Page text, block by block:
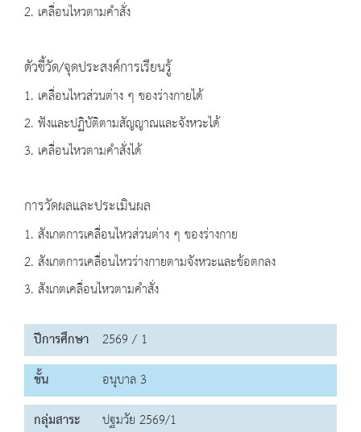
2. เคลื่อนไหวตามคำสั่ง
ตัวชี้วัด/จุดประสงค์การเรียนรู้
1. เคลื่อนไหวส่วนต่าง ๆ ของร่างกายได้
2. ฟังและปฏิบัติตามสัญญาณและจังหวะได้
3. เคลื่อนไหวตามคำสั่งได้
การวัดผลและประเมินผล
1. สังเกตการเคลื่อนไหวส่วนต่าง ๆ ของร่างกาย
2. สังเกตการเคลื่อนไหวร่างกายตามจังหวะและข้อตกลง
3. สังเกตเคลื่อนไหวตามคำสั่ง
ปีการศึกษา 2569 / 1
ชั้น
อนุบาล 3
กลุ่มสาระ
ปฐมวัย 2569/1